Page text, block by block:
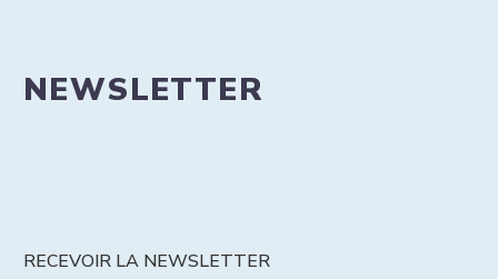
NEWSLETTER
RECEVOIR LA NEWSLETTER